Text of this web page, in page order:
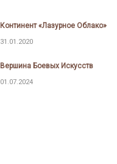
Континент «Лазурное Облако»
31.01.2020
Вершина Боевых Искусств
01.07.2024